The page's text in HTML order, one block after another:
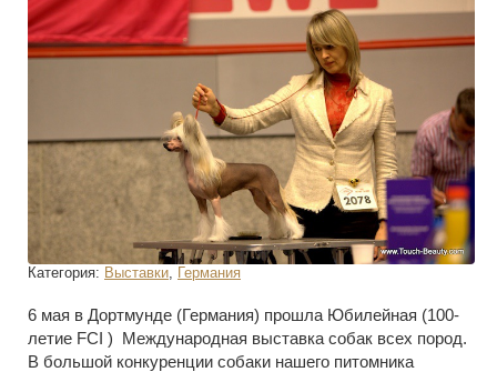
Категория: Выставки Германия
6 мая в Дортмунде (Германия) прошла Юбилейная (100-
летие FCI ) Международная выставка собак всех пород.
В большой конкуренции собаки нашего питомника